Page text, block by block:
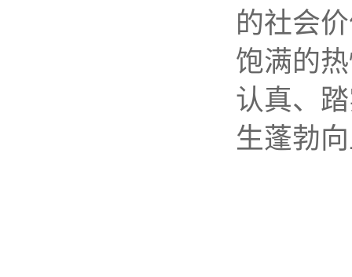
的社会
饱满的
认真、
生蓬勃